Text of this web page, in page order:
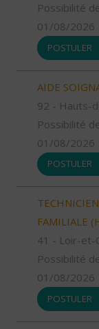
Possibilité
01/08/2026
POSTULER
AIDE
92 - Hauts-
Possibilité
01/08/2026
POSTULER
FAMILIALE
41 - Loir-et-
Possibilité
01/08/2026
POSTULER